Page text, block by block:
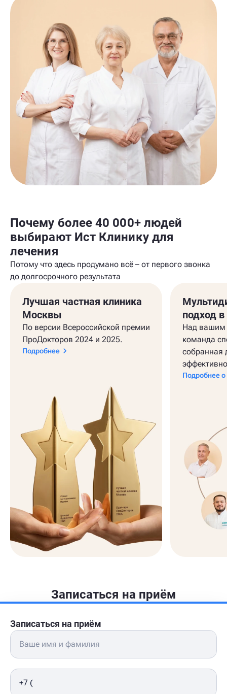
Почему более 40 000+ людей
выбирают Ист Клинику для
лечения
Потому что здесь продумано всё – от первого звонка
до долгосрочного результата
Лучшая частная клиника
Москвы
По версии Всероссийской премии
ПроДокторов 2024 и 2025.
Подробнее
подход
Над вашим
команда
собранная
Подробнее о
Записаться на приём
Записаться на приём